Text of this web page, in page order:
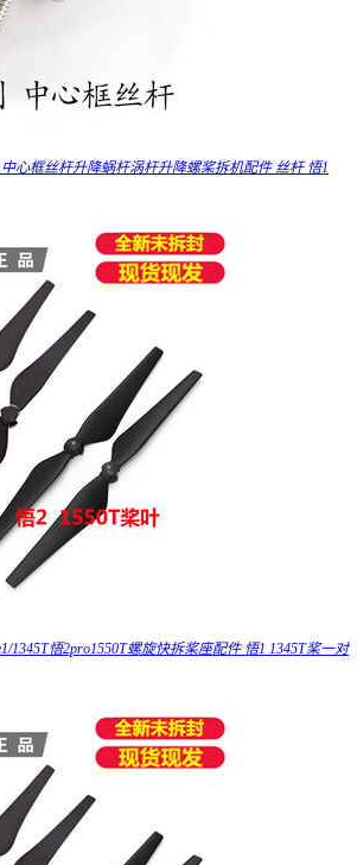
心框丝杆升降蜗杆涡杆升降螺桨拆机配件 丝杆 悟1
1345T悟2pro1550T螺旋快拆桨座配件 悟1 1345T桨一对